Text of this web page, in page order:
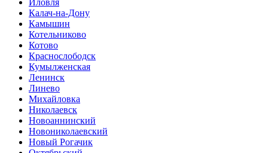
Калач-на-Дону
Камышин
Котельниково
Котово
Краснослободск
Кумылженская
Ленинск
Линево
Михайловка
Николаевск
Новоаннинский
Новониколаевский
Новый Рогачик